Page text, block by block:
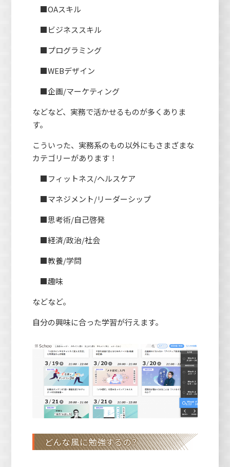
■OAスキル
■ビジネススキル
■プログラミング
■WEBデザイン
■企画/マーケティング
などなど、実務で活かせるものが多くありま
す。
こういった、実務系のもの以外にもさまざまな
カテゴリーがあります！
■フィットネス/ヘルスケア
■マネジメント/リーダーシップ
■思考術/自己啓発
■経済/政治/社会
■教養/学問
■趣味
などなど。
自分の興味に合った学習が行えます。
どんな風に勉強するの？